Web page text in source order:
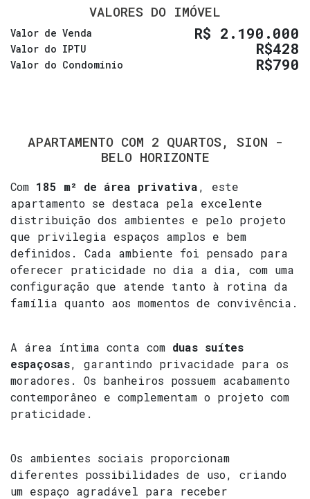
VALORES DO IMÓVEL
R$ 2.190.000
Valor de Venda
Valor do IPTU
R$428
Valor do Condominio R$790
APARTAMENTO COM 2 QUARTOS, SION -
BELO HORIZONTE
Com 185 m² de área privativa, este
apartamento se destaca pela excelente
distribuição dos ambientes e pelo projeto
que privilegia espaços amplos e bem
definidos. Cada ambiente foi pensado para
oferecer praticidade no dia a dia, com uma
configuração que atende tanto à rotina da
família quanto aos momentos de convivência.
A área íntima conta com duas suítes
espaçosas, garantindo privacidade para os
moradores. Os banheiros possuem acabamento
contemporâneo e complementam o projeto com
praticidade.
Os ambientes sociais proporcionam
diferentes possibilidades de uso, criando
um espaço agradável para receber